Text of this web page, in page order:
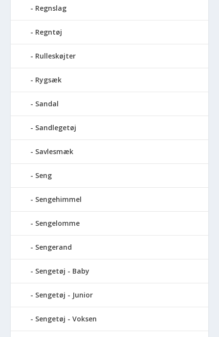
Regnslag
Regntøj
Rulleskøjter
Rygsæk
Sandal
Sandlegetøj
Savlesmæk
Seng
Sengehimmel
Sengelomme
Sengerand
Sengetøj - Baby
Sengetøj - Junior
Sengetøj - Voksen